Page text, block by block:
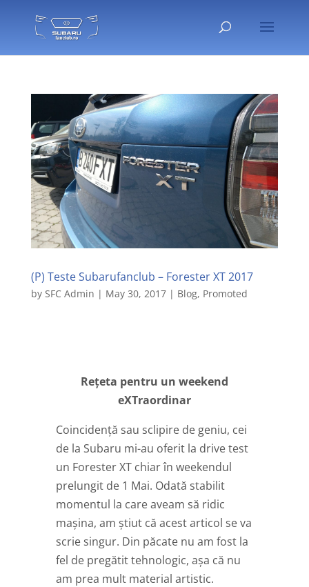
(P) Teste Subarufanclub – Forester XT 2017
by SFC Admin | May 30, 2017| Blog, Promoted
Rețeta pentru un weekend
eXTraordinar
Coincidență sau sclipire de geniu, cei
de la Subaru mi-au oferit la drive test
un Forester XT chiar în weekendul
prelungit de 1 Mai. Odată stabilit
momentul la care aveam să ridic
mașina, am știut că acest articol se va
scrie singur. Din păcate nu am fost la
fel de pregătit tehnologic, așa că nu
am prea mult material artistic.